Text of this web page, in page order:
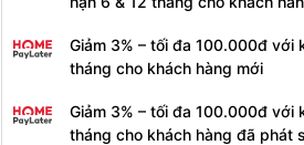
Giảm 3% – tối đa 100.000đ với
tháng cho khách hàng mới
Giảm 3% – tối đa 100.000đ với
tháng cho khách hàng đã phát